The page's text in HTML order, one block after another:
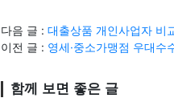
다음 글 : 대출상품 개인사업자 비
이전 글 : 영세·중소가맹점 우대수
함께 보면 좋은 글